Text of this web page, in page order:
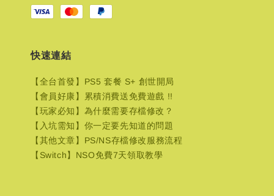
快速連結
【全台首發】PS5 套餐 S+ 創世開局
【會員好康】累積消費送免費遊戲 !!
【玩家必知】為什麼需要存檔修改？
【入坑需知】你一定要先知道的問題
【其他文章】PS/NS存檔修改服務流程
【Switch】NSO免費7天領取教學